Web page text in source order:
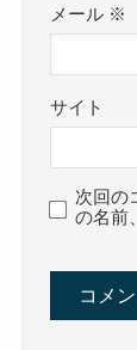
メール ※
サイト
次回の
の名前